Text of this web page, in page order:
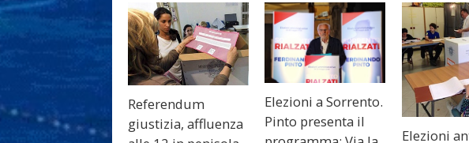
Referendum
giustizia, affluenza
Elezioni a Sorrento.
Pinto presenta il
Elezioni